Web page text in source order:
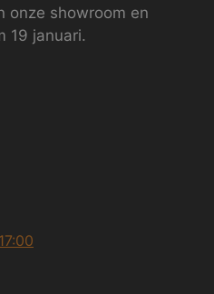
onze showroom en
19 januari.